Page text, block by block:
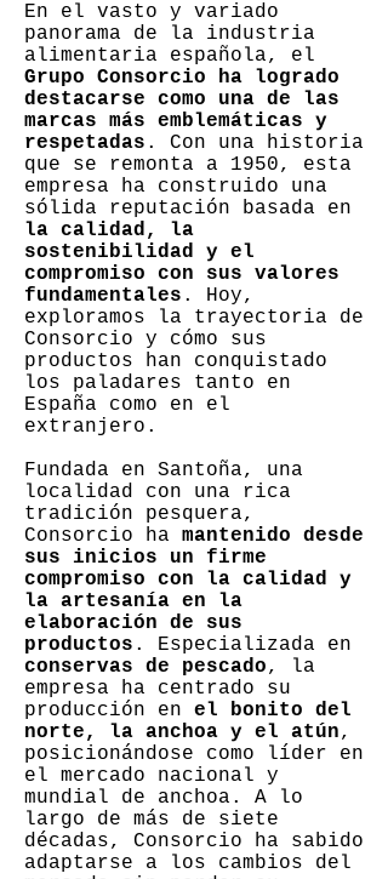
En el vasto y variado
panorama de la industria
alimentaria española, el
Grupo Consorcio ha logrado
destacarse como una de las
marcas más emblemáticas y
respetadas . Con una historia
que se remonta a 1950, esta
empresa ha construido una
sólida reputación basada en
la calidad, la
sostenibilidad y el
compromiso con sus valores
fundamentales . Hoy,
exploramos la trayectoria de
Consorcio y cómo sus
productos han conquistado
los paladares tanto en
España como en el
extranjero.
Fundada en Santoña, una
localidad con una rica
tradición pesquera,
Consorcio ha mantenido desde
sus inicios un firme
compromiso con la calidad y
la artesanía en la
elaboración de sus
productos . Especializada en
conservas de pescado, la
empresa ha centrado su
producción en el bonito del
norte, la anchoa y el atún,
posicionándose como líder en
el mercado nacional y
mundial de anchoa. A lo
largo de más de siete
décadas, Consorcio ha sabido
adaptarse a los cambios del